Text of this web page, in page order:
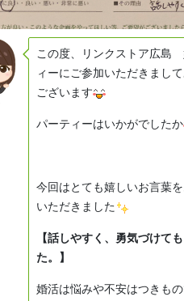
この度、リンクストア広島
ィーにご参加いただきまし
ございます
パーティーはいかがでしたか
今回はとても嬉しいお言葉
いただきました
【話しやすく、勇気づけて
た。】
婚活は悩みや不安はつきも